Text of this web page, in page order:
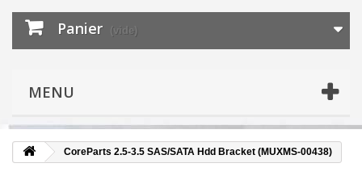
Panier (vide)
MENU
CoreParts 2.5-3.5 SAS/SATA Hdd Bracket (MUXMS-00438)